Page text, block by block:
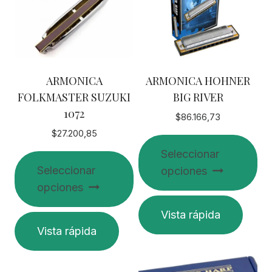
ARMONICA
FOLKMASTER SUZUKI
1072
$27.200,85
Seleccionar
opciones
Este
producto
tiene
Vista rápida
ARMONICA HOHNER
BIG RIVER
$86.166,73
Seleccionar
opciones
Este
producto
tiene
variantes.
Vista rápida